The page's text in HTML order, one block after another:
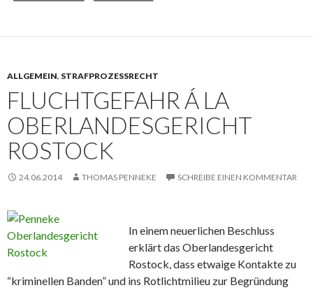
ALLGEMEIN, STRAFPROZESSRECHT
FLUCHTGEFAHR Á LA
OBERLANDESGERICHT
ROSTOCK
24.06.2014 THOMAS PENNEKE SCHREIBE EINEN KOMMENTAR
In einem neuerlichen Beschluss
erklärt das Oberlandesgericht
Rostock, dass etwaige Kontakte zu
“kriminellen Banden” und ins Rotlichtmilieu zur Begründung